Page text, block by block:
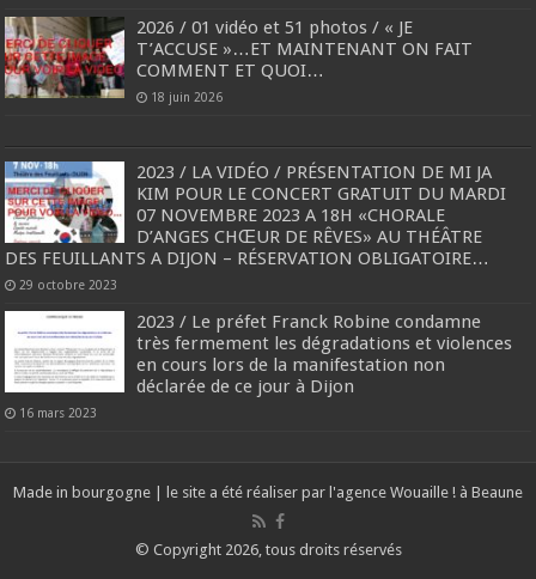
2026 / 01 vidéo et 51 photos / « JE
T’ACCUSE »…ET MAINTENANT ON FAIT
COMMENT ET QUOI…
18 juin 2026
2023 / LA VIDÉO / PRÉSENTATION DE MI JA
KIM POUR LE CONCERT GRATUIT DU MARDI
07 NOVEMBRE 2023 A 18H «CHORALE
D’ANGES CHŒUR DE RÊVES» AU THÉÂTRE
DES FEUILLANTS A DIJON – RÉSERVATION OBLIGATOIRE…
29 octobre 2023
2023 / Le préfet Franck Robine condamne
très fermement les dégradations et violences
en cours lors de la manifestation non
déclarée de ce jour à Dijon
16 mars 2023
Made in bourgogne | le site a été réaliser par l'agence Wouaille ! à Beaune
© Copyright 2026, tous droits réservés